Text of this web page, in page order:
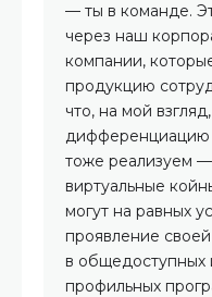
— ты в команде.
через наш
компании,
продукцию
что, на мой
тоже реализуем —
виртуальные
могут на равных
проявление
в общедоступных
профильных